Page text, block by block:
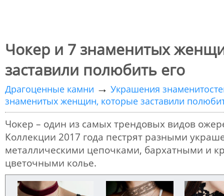
Чокер и 7 знаменитых
заставили полюбить его
Драгоценные камни → Украшения
знаменитых женщин, которые заставили
Чокер – один из самых трендовых видов
Коллекции 2017 года пестрят разными
металлическими цепочками, бархатными и
цветочными колье.